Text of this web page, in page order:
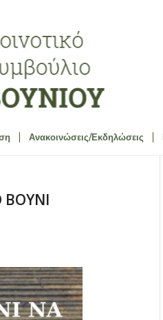
Ανακοινώσεις/Εκδηλώσεις